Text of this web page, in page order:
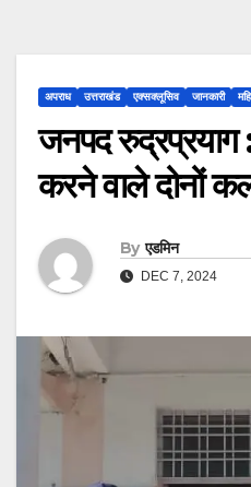
अपराध उत्तराखंड एक्सक्लूसिव जानकारी
जनपद रुद्रप्रयाग :
करने वाले दोनों
By एडमिन
DEC 7, 2024